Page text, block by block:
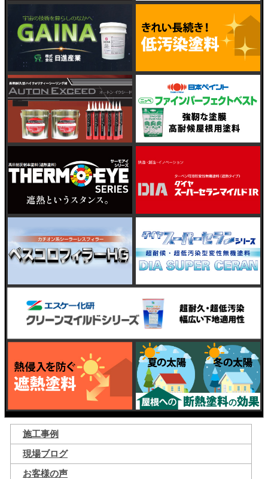
施工事例
現場ブログ
お客様の声